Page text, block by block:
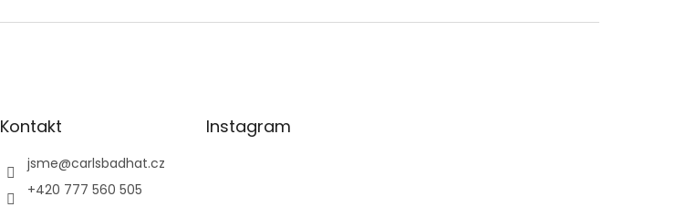
Kontakt
jsme@carlsbadhat.cz
+420 777 560 505
Instagram